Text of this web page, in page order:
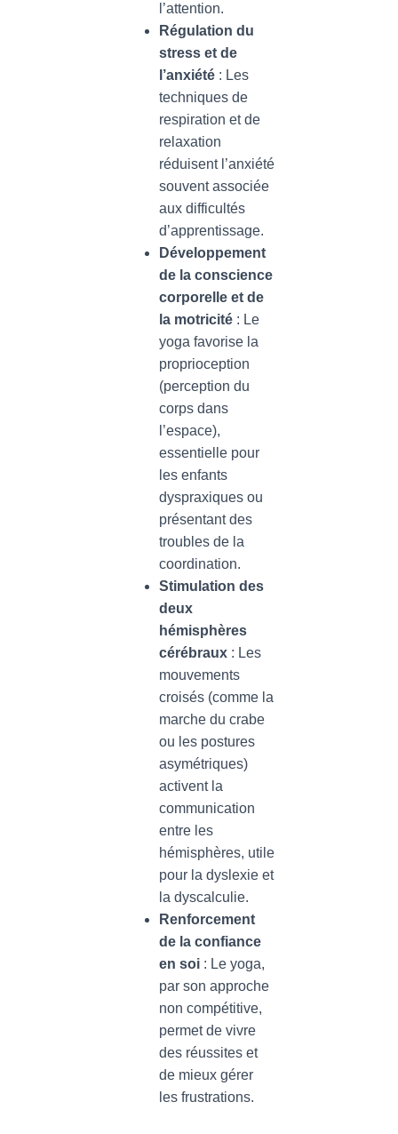
l’attention.
Régulation du
stress et de
l’anxiété : Les
techniques de
respiration et de
relaxation
réduisent l’anxiété
souvent associée
aux difficultés
d’apprentissage.
Développement
de la conscience
corporelle et de
la motricité : Le
yoga favorise la
proprioception
(perception du
corps dans
l’espace),
essentielle pour
les enfants
dyspraxiques ou
présentant des
troubles de la
coordination.
Stimulation des
deux
hémisphères
cérébraux : Les
mouvements
croisés (comme la
marche du crabe
ou les postures
asymétriques)
activent la
communication
entre les
hémisphères, utile
pour la dyslexie et
la dyscalculie.
Renforcement
de la confiance
en soi : Le yoga,
par son approche
non compétitive,
permet de vivre
des réussites et
de mieux gérer
les frustrations.